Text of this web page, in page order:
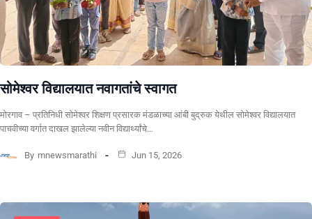
सोमेश्वर विद्यालयात नवागतांचे स्वागत
मोरगाव – प्रतिनिधी सोमेश्वर शिक्षण प्रसारक मंडळाच्या आंबी बुद्रुक येथील सोमेश्वर विद्यालयात
पाचवीच्या वर्गात दाखल झालेल्या नवीन विद्यार्थ्यांचे…
By mnewsmarathi Jun 15, 2026